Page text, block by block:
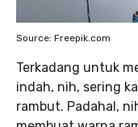
Source: Freepik.com
Terkadang untuk
indah, nih, sering
rambut. Padahal,